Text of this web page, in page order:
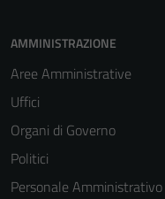
AMMINISTRAZIONE
Aree Amministrative
Uffici
Organi di Governo
Politici
Personale Amministrativo